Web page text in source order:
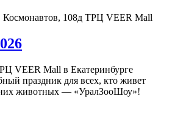
Космонавтов, 108д ТРЦ VEER Mall
VEER Mall в Екатеринбурге
праздник для всех, кто живет
животных — «УралЗооШоу»!